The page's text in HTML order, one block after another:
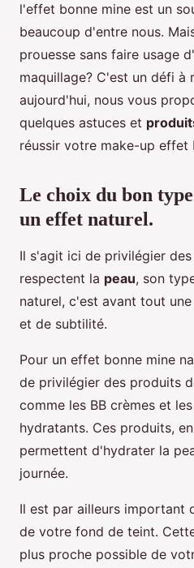
l'effet bonne mine est un
beaucoup d'entre nous.
prouesse sans faire usage
maquillage? C'est un défi à
aujourd'hui, nous vous
quelques astuces et
réussir votre make-up effet
Le choix du bon
un effet naturel.
Il s'agit ici de privilégier
respectent la peau, son
naturel, c'est avant tout
et de subtilité.
Pour un effet bonne mine
de privilégier des produits
comme les BB crèmes et
hydratants. Ces produits,
permettent d'hydrater la
journée.
Il est par ailleurs important
de votre fond de teint.
plus proche possible de